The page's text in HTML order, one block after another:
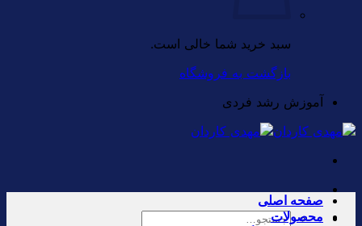
سبد خرید شما خالی است.
بازگشت به فروشگاه
آموزش رشد فردی
جستجو
صفحه اصلی
محصولات